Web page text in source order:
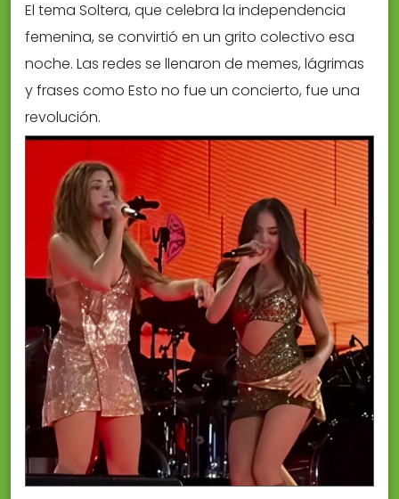
El tema Soltera, que celebra la independencia
femenina, se convirtió en un grito colectivo esa
noche. Las redes se llenaron de memes, lágrimas
y frases como Esto no fue un concierto, fue una
revolución.